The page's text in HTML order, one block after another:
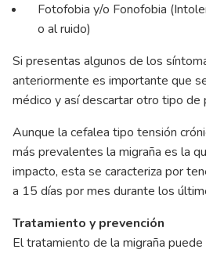
Fotofobia y/o Fonofobia
o al ruido)
Si presentas algunos de los
anteriormente es importante que
médico y así descartar otro tipo de
Aunque la cefalea tipo tensión
más prevalentes la migraña es la
impacto, esta se caracteriza por
a 15 días por mes durante los
Tratamiento y prevención
El tratamiento de la migraña puede